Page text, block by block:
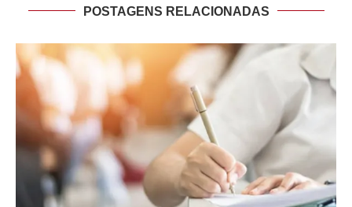
POSTAGENS RELACIONADAS